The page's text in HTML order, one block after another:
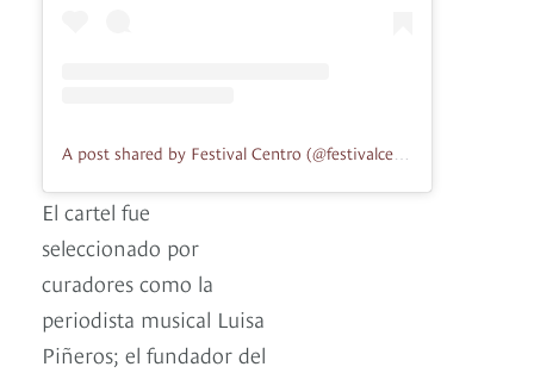
El cartel fue
seleccionado por
curadores como la
periodista musical Luisa
Piñeros; el fundador del